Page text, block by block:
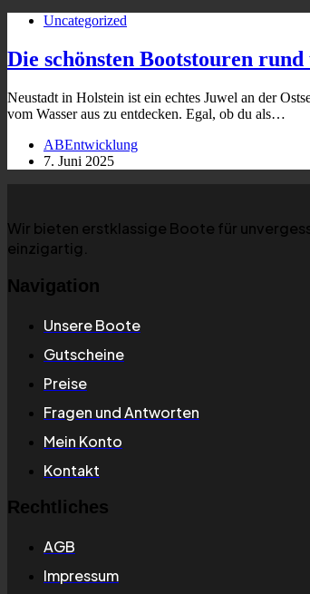
Uncategorized
Die schönsten Bootstouren
Neustadt in Holstein ist ein echtes Juwel an der
vom Wasser aus zu entdecken. Egal, ob du als…
ABEntwicklung
7. Juni 2025
Wir bieten erstklassige Boote für
einzigartig.
Navigation
Unsere Boote
Gutscheine
Preise
Fragen und Antworten
Mein Konto
Kontakt
Rechtliches
AGB
Impressum